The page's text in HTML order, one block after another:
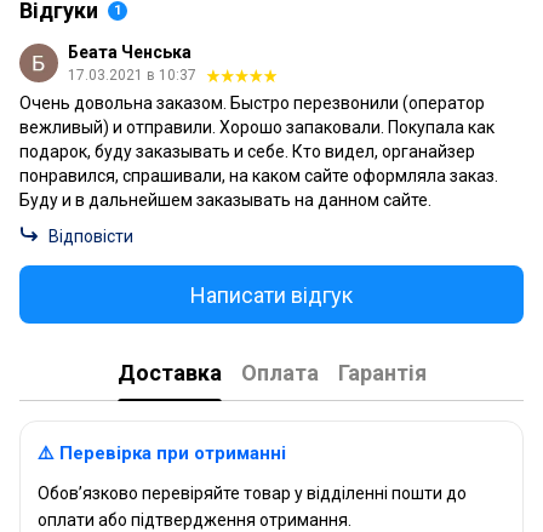
Відгуки 1
Беата Ченська
17.03.2021 в 10:37
Очень довольна заказом. Быстро перезвонили (оператор
вежливый) и отправили. Хорошо запаковали. Покупала как
подарок, буду заказывать и себе. Кто видел, органайзер
понравился, спрашивали, на каком сайте оформляла заказ.
Буду и в дальнейшем заказывать на данном сайте.
Відповісти
Написати відгук
Доставка Оплата Гарантія
⚠️ Перевірка при отриманні
Обов’язково перевіряйте товар у відділенні пошти до
оплати або підтвердження отримання.